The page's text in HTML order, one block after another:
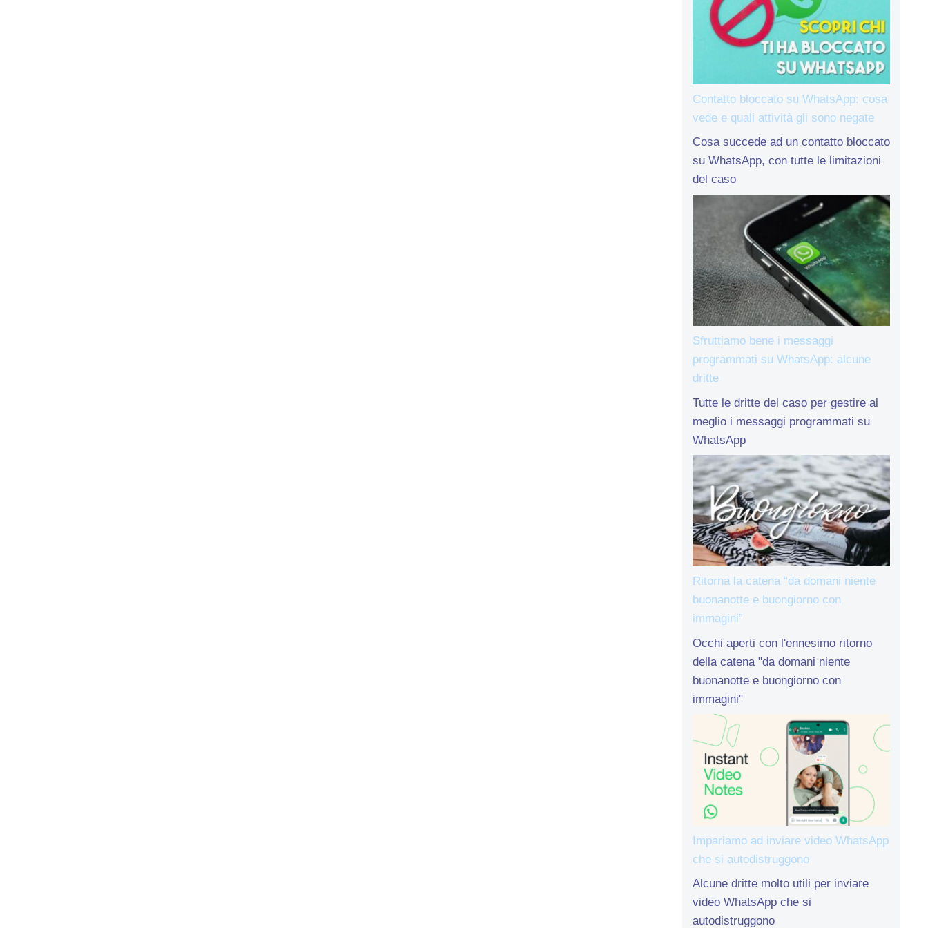
Contatto bloccato su WhatsApp: cosa
vede e quali attività gli sono negate
Cosa succede ad un contatto bloccato
su WhatsApp, con tutte le limitazioni
del caso
Sfruttiamo bene i messaggi
programmati su WhatsApp: alcune
dritte
Tutte le dritte del caso per gestire al
meglio i messaggi programmati su
WhatsApp
Ritorna la catena “da domani niente
buonanotte e buongiorno con
immagini”
Occhi aperti con l'ennesimo ritorno
della catena "da domani niente
buonanotte e buongiorno con
immagini"
Impariamo ad inviare video WhatsApp
che si autodistruggono
Alcune dritte molto utili per inviare
video WhatsApp che si
autodistruggono